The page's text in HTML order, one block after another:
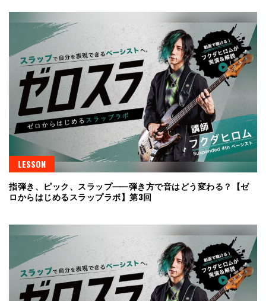
LESSON
指弾き、ピック、スラップ⸺弾き方で音はどう変わる？【ゼ
ロからはじめるスラップラボ】第3回